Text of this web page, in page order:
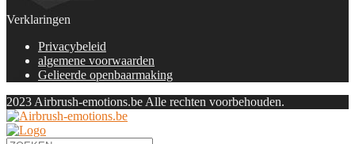
Verklaringen
Privacybeleid
algemene voorwaarden
Gelieerde openbaarmaking
2023 Airbrush-emotions.be Alle rechten voorbehouden.